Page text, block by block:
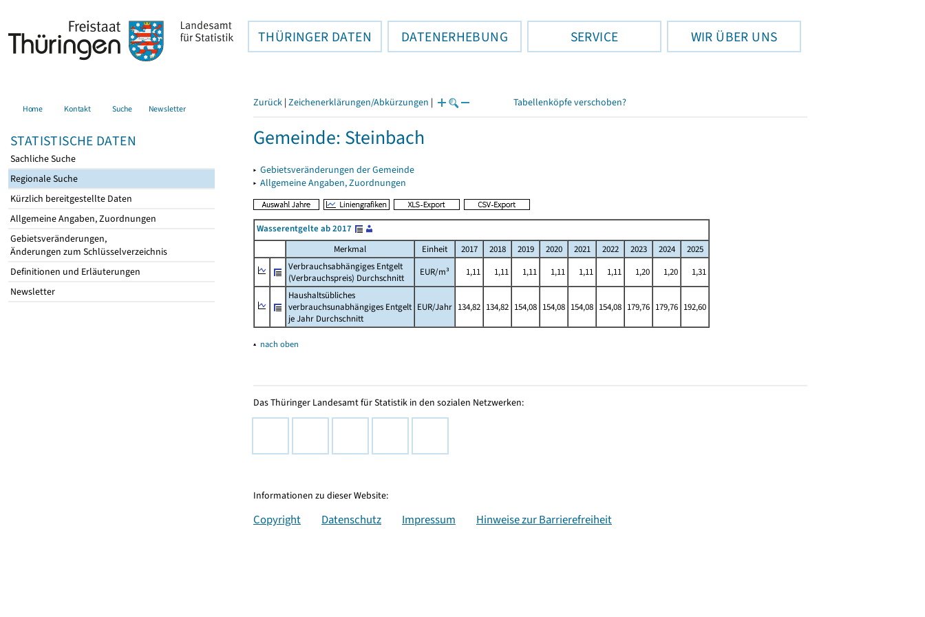
THÜRINGER DATEN DATENERHEBUNG SERVICE WIR ÜBER UNS
Home Kontakt Suche Newsletter
STATISTISCHE DATEN
Sachliche Suche
Regionale Suche
Kürzlich bereitgestellte Daten
Allgemeine Angaben, Zuordnungen
Gebietsveränderungen,
Änderungen zum Schlüsselverzeichnis
Definitionen und Erläuterungen
Newsletter
Zurück | Zeichenerklärungen/Abkürzungen | Tabellenköpfe verschoben?
Gemeinde: Steinbach
▸ Gebietsveränderungen der Gemeinde
▸ Allgemeine Angaben, Zuordnungen
Wasserentgelte ab 2017
Merkmal
Einheit 2017 2018 2019 2020 2021 2022 2023 2024
2025
Verbrauchsabhängiges Entgelt
(Verbrauchspreis) Durchschnitt
EUR/m³ 1,11 1,11 1,11 1,11 1,11 1,11 1,20 1,20
1,31
Haushaltsübliches
verbrauchsunabhängiges Entgelt
je Jahr Durchschnitt
EUR/Jahr 134,82 134,82 154,08 154,08 154,08 154,08 179,76 179,76 192,60
▴ nach oben
Das Thüringer Landesamt für Statistik in den sozialen Netzwerken:
Informationen zu dieser Website:
Copyright Datenschutz Impressum Hinweise zur Barrierefreiheit